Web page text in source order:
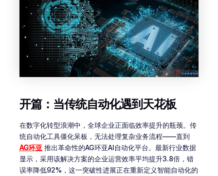
开篇：当传统自动化遇到天花板
在数字化转型浪潮中，全球企业正面临效率提升的瓶颈。传
统自动化工具僵化呆板，无法处理复杂业务流程——直到
AG环亚 推出革命性的AG环亚AI自动化平台。最新行业数据
显示，采用该解决方案的企业运营效率平均提升3.8倍，错
误率降低92%，这一突破性进展正在重新定义智能自动化的